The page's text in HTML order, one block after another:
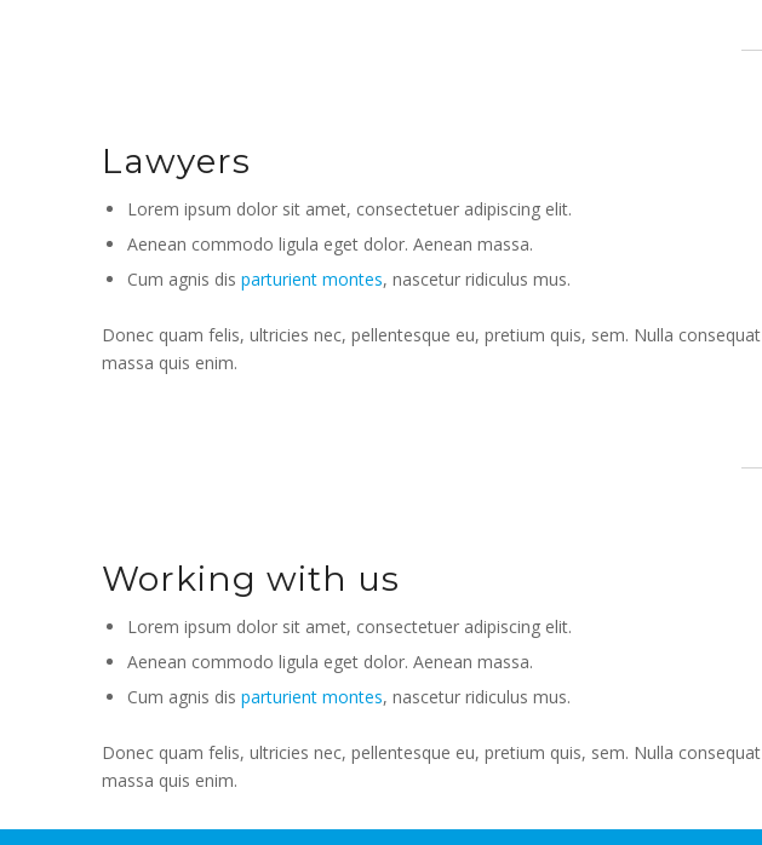
Lawyers
Lorem ipsum dolor sit amet, consectetuer adipiscing elit.
Aenean commodo ligula eget dolor. Aenean massa.
Cum agnis dis parturient montes, nascetur ridiculus mus.
Donec quam felis, ultricies nec, pellentesque eu, pretium quis, sem. Nulla consequat
massa quis enim.
Working with us
Lorem ipsum dolor sit amet, consectetuer adipiscing elit.
Aenean commodo ligula eget dolor. Aenean massa.
Cum agnis dis parturient montes, nascetur ridiculus mus.
Donec quam felis, ultricies nec, pellentesque eu, pretium quis, sem. Nulla consequat
massa quis enim.